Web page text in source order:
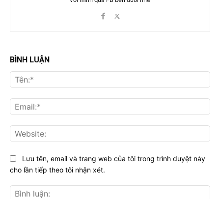
BÌNH LUẬN
Lưu tên, email và trang web của tôi trong trình duyệt này
cho lần tiếp theo tôi nhận xét.